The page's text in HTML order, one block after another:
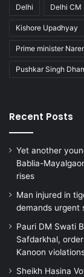
Delhi Delhi CM
Kishore Upadhyay
Prime minister
Pushkar Singh
Recent Posts
Yet another
Bablia-
rises
Man injured in
demands urgent
Pauri DM Swati
Safdarkhal,
Kanoon
Sheikh Hasina